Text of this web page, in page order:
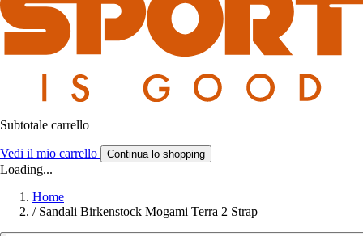
Subtotale carrello
Vedi il mio carrello Continua lo shopping
Loading...
Home
/ Sandali Birkenstock Mogami Terra 2 Strap